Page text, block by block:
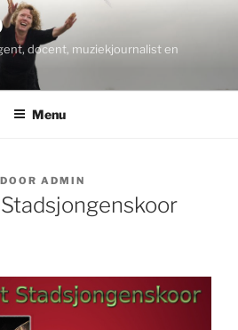
docent, muziekjournalist en
Menu
DOOR ADMIN